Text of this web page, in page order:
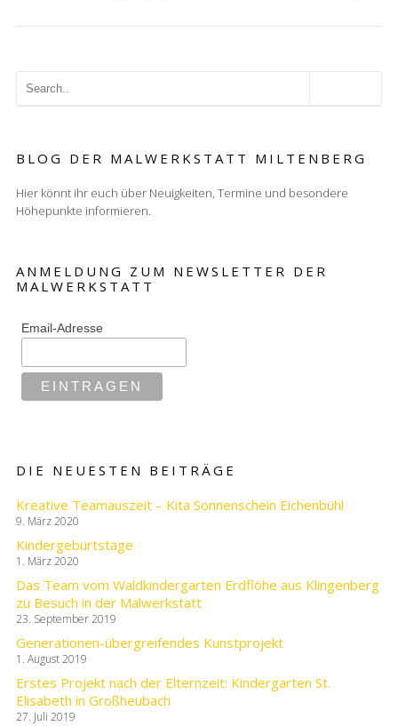
BLOG DER MALWERKSTATT MILTENBERG
Hier könnt ihr euch über Neuigkeiten, Termine und besondere
Höhepunkte informieren.
ANMELDUNG ZUM NEWSLETTER DER
MALWERKSTATT
Email-Adresse
DIE NEUESTEN BEITRÄGE
Kreative Teamauszeit – Kita Sonnenschein Eichenbühl
9. März 2020
Kindergeburtstage
1. März 2020
Das Team vom Waldkindergarten Erdflöhe aus Klingenberg
zu Besuch in der Malwerkstatt
23. September 2019
Generationen-übergreifendes Kunstprojekt
1. August 2019
Erstes Projekt nach der Elternzeit: Kindergarten St.
Elisabeth in Großheubach
27. Juli 2019